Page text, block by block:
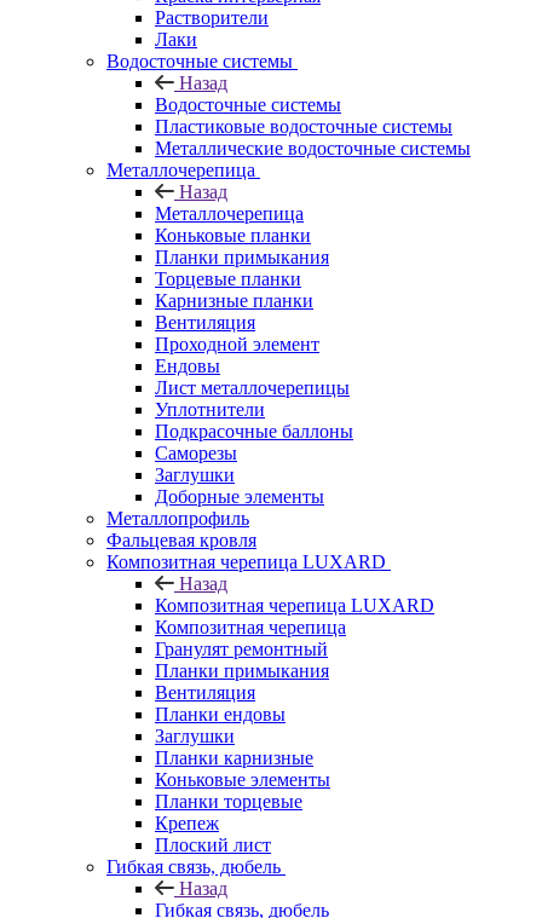
Растворители
Лаки
Водосточные системы
Назад
Водосточные системы
Пластиковые водосточные системы
Металлические водосточные системы
Металлочерепица
Назад
Металлочерепица
Коньковые планки
Планки примыкания
Торцевые планки
Карнизные планки
Вентиляция
Проходной элемент
Ендовы
Лист металлочерепицы
Уплотнители
Подкрасочные баллоны
Саморезы
Заглушки
Доборные элементы
Металлопрофиль
Фальцевая кровля
Композитная черепица LUXARD
Назад
Композитная черепица LUXARD
Композитная черепица
Гранулят ремонтный
Планки примыкания
Вентиляция
Планки ендовы
Заглушки
Планки карнизные
Коньковые элементы
Планки торцевые
Крепеж
Плоский лист
Гибкая связь, дюбель
Назад
Гибкая связь, дюбель